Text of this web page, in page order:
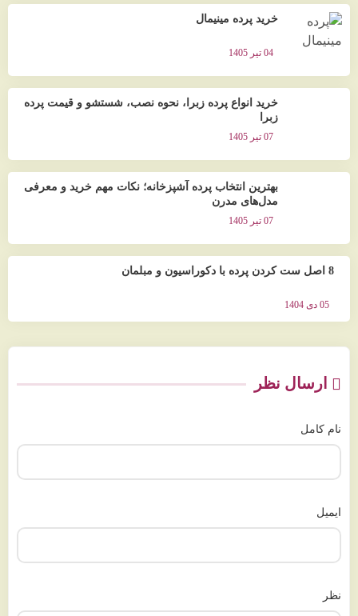
خرید پرده مینیمال
04 تیر 1405
خرید انواع پرده زبرا، نحوه نصب، شستشو و قیمت پرده
زبرا
07 تیر 1405
بهترین انتخاب پرده آشپزخانه؛ نکات مهم خرید و معرفی
مدل‌های مدرن
07 تیر 1405
8 اصل ست کردن پرده با دکوراسیون و مبلمان
05 دی 1404
ارسال نظر
نام کامل
ایمیل
نظر